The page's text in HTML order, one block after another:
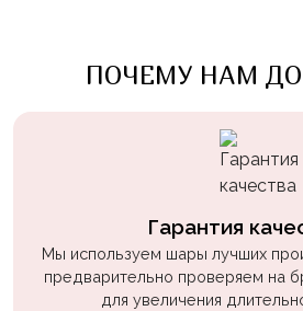
ПОЧЕМУ НАМ
Гарантия
Мы используем шары лучших
предварительно проверяем на
для увеличения
Вечеринка
Девочкам